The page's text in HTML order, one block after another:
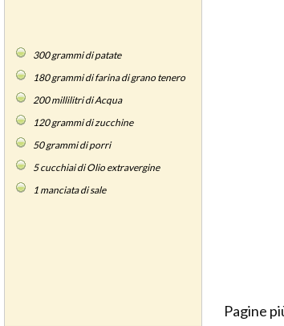
300grammi di patate
180grammi di farina di grano tenero
200millilitri di Acqua
120grammi di zucchine
50grammi di porri
5cucchiai di Olio extravergine
1manciata di sale
Pagine